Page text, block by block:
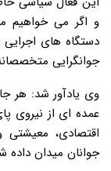
و اگر می خواهیم
دستگاه های
جوانگرایی
وی یادآور شد: هر
عمده ای از نیروی
اقتصادی،
جوانان میدان داده